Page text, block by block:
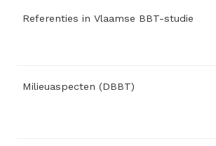
Referenties in Vlaamse BBT-studie
Milieuaspecten (DBBT)